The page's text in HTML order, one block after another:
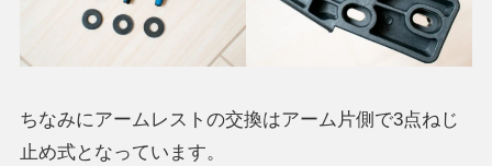
ちなみにアームレストの交換はアーム片側で3点ねじ
止め式となっています。